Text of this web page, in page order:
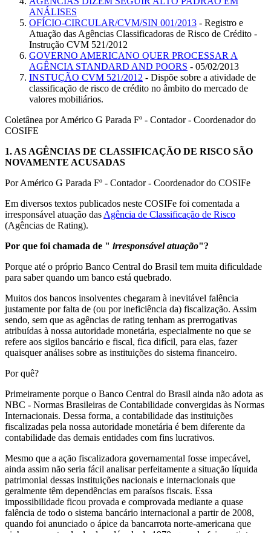
ANÁLISES
OFÍCIO-CIRCULAR/CVM/SIN 001/2013 - Registro e
Atuação das Agências Classificadoras de Risco de Crédito -
Instrução CVM 521/2012
GOVERNO AMERICANO QUER PROCESSAR A
AGÊNCIA STANDARD AND POORS - 05/02/2013
INSTUÇÃO CVM 521/2012 - Dispõe sobre a atividade de
classificação de risco de crédito no âmbito do mercado de
valores mobiliários.
Coletânea por Américo G Parada Fº - Contador - Coordenador do
COSIFE
1. AS AGÊNCIAS DE CLASSIFICAÇÃO DE RISCO SÃO
NOVAMENTE ACUSADAS
Por Américo G Parada Fº - Contador - Coordenador do COSIFe
Em diversos textos publicados neste COSIFe foi comentada a
irresponsável atuação das Agência de Classificação de Risco
(Agências de Rating).
Por que foi chamada de " irresponsável atuação"?
Porque até o próprio Banco Central do Brasil tem muita dificuldade
para saber quando um banco está quebrado.
Muitos dos bancos insolventes chegaram à inevitável falência
justamente por falta de (ou por ineficiência da) fiscalização. Assim
sendo, sem que as agências de rating tenham as prerrogativas
atribuídas à nossa autoridade monetária, especialmente no que se
refere aos sigilos bancário e fiscal, fica difícil, para elas, fazer
quaisquer análises sobre as instituições do sistema financeiro.
Por quê?
Primeiramente porque o Banco Central do Brasil ainda não adota as
NBC - Normas Brasileiras de Contabilidade convergidas às Normas
Internacionais. Dessa forma, a contabilidade das instituições
fiscalizadas pela nossa autoridade monetária é bem diferente da
contabilidade das demais entidades com fins lucrativos.
Mesmo que a ação fiscalizadora governamental fosse impecável,
ainda assim não seria fácil analisar perfeitamente a situação líquida
patrimonial dessas instituições nacionais e internacionais que
geralmente têm dependências em paraísos fiscais. Essa
impossibilidade ficou provada e comprovada mediante a quase
falência de todo o sistema bancário internacional a partir de 2008,
quando foi anunciado o ápice da bancarrota norte-americana que